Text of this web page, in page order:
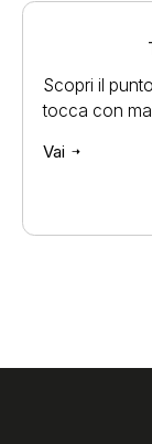
Scopri il
tocca con
Vai